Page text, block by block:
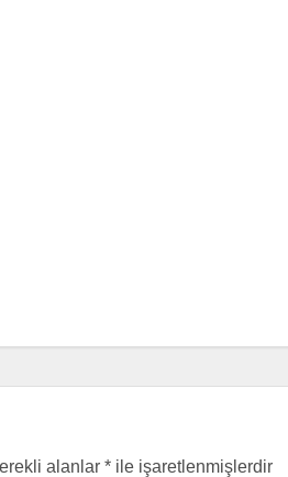
alanlar * ile işaretlenmişlerdir